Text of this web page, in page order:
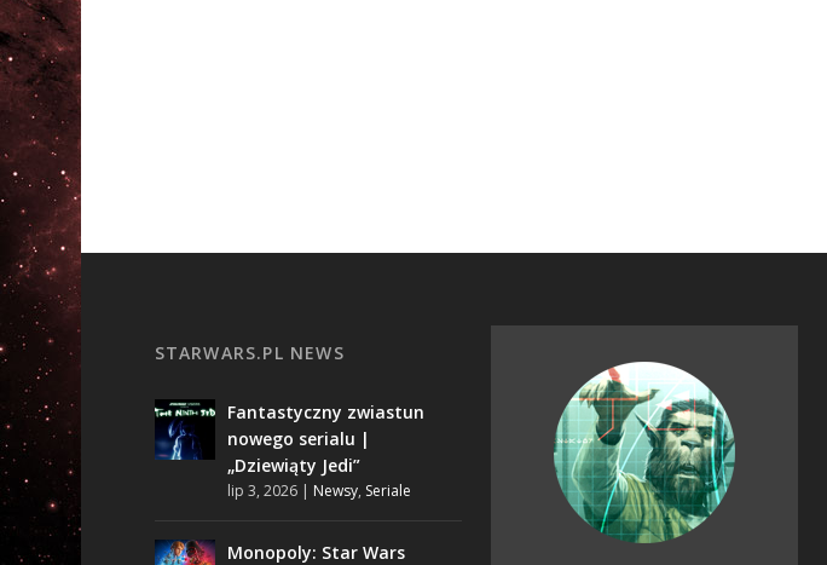
STARWARS.PL NEWS
Fantastyczny zwiastun
nowego serialu |
„Dziewiąty Jedi”
lip 3, 2026| Newsy, Seriale
Monopoly: Star Wars